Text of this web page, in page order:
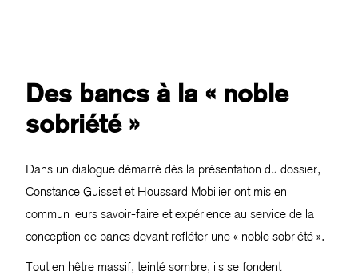
Des bancs à la « noble
sobriété »
Dans un dialogue démarré dès la présentation du dossier,
Constance Guisset et Houssard Mobilier ont mis en
commun leurs savoir-faire et expérience au service de la
conception de bancs devant refléter une « noble sobriété ».
Tout en hêtre massif, teinté sombre, ils se fondent